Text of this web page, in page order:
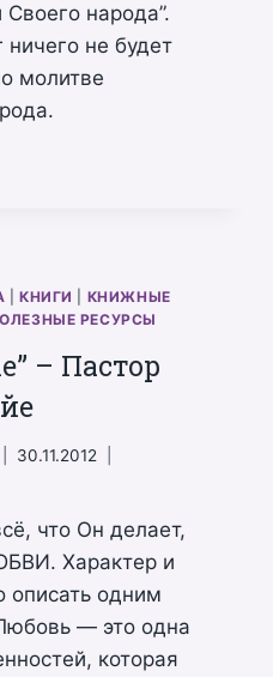
народа”.
не будет
молитве
КНИГИ
КНИЖНЫЕ
РЕСУРСЫ
– Пастор
30.11.2012
что Он делает,
Характер и
описать одним
— это одна
которая